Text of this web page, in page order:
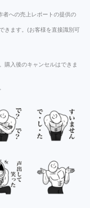
者への売上レポートの提供の
きます。(お客様を直接識別可
購入後のキャンセルはできま